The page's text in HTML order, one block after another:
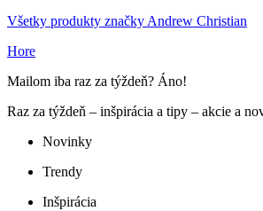
Všetky produkty značky Andrew Christian
Hore
Mailom iba raz za týždeň? Áno!
Raz za týždeň – inšpirácia a tipy – akcie a
Novinky
Trendy
Inšpirácia